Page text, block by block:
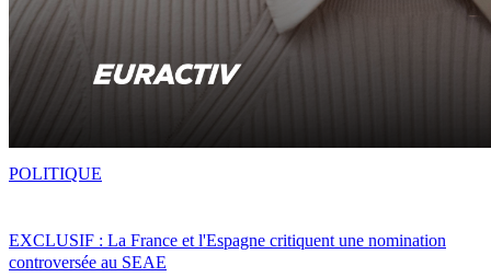
EXCLUSIF : La France et l'Espagne critiquent une nomination
controversée au SEAE
POLITIQUE